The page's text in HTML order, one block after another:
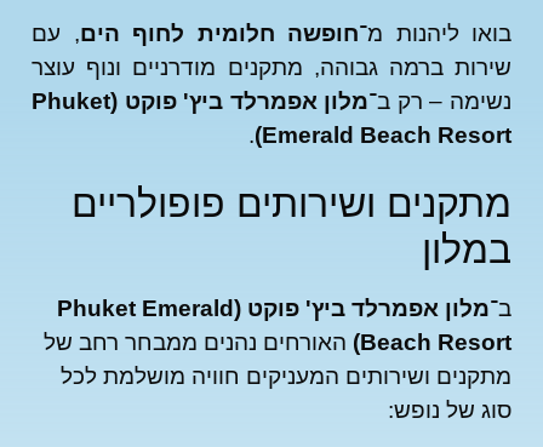
ליהנות מ־חופשה חלומית לחוף הים, עם
ברמה גבוהה, מתקנים מודרניים ונוף עוצר
– רק ב־
מלון אפמרלד ביץ' פוקט (Phuket
Emerald Beach
.
ושירותים פופולריים
מלון אפמרלד ביץ' פוקט (Phuket Emerald
Beach האורחים נהנים ממבחר רחב של
ושירותים המעניקים חוויה מושלמת לכל
של נופש: